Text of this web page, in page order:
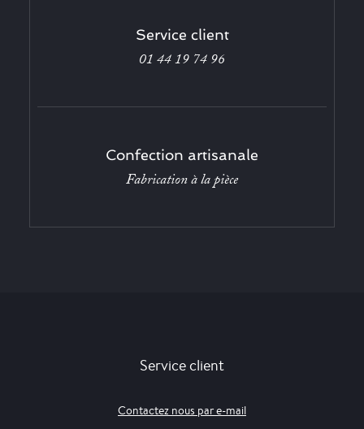
Service client
01 44 19 74 96
Confection artisanale
Fabrication à la pièce
Service client
Contactez nous par e-mail